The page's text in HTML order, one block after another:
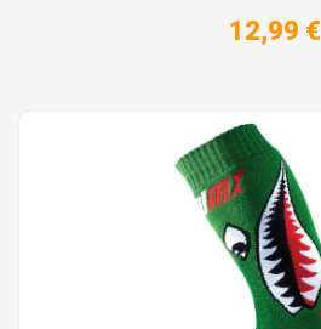
12,99 €